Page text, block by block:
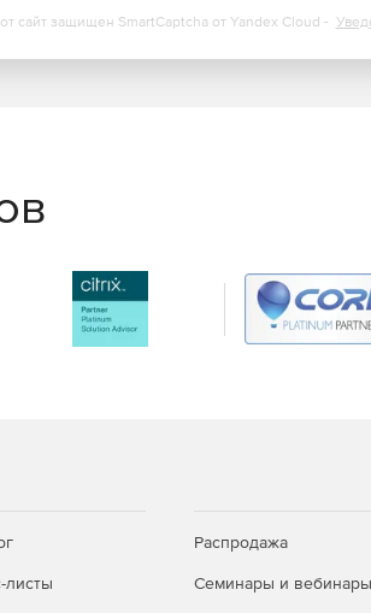
сайт защищен SmartCaptcha от Yandex Cloud -
листы
Распродажа
Семинары и вебинары